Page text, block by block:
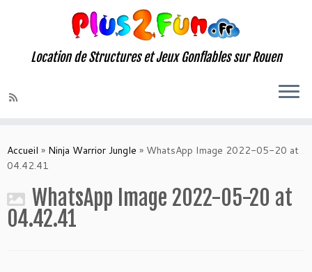
to
content
Location de Structures et Jeux Gonflables sur Rouen
Accueil » Ninja Warrior Jungle » WhatsApp Image 2022-05-20 at
04.42.41
WhatsApp Image 2022-05-20 at
04.42.41